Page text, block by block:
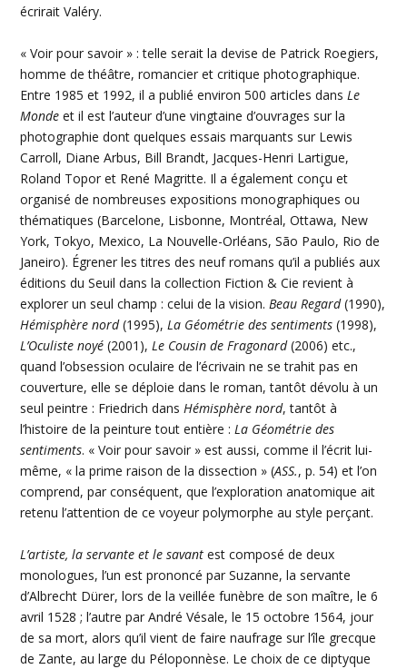
écrirait Valéry.
« Voir pour savoir » : telle serait la devise de Patrick Roegiers,
homme de théâtre, romancier et critique photographique.
Entre 1985 et 1992, il a publié environ 500 articles dans Le
Monde et il est l’auteur d’une vingtaine d’ouvrages sur la
photographie dont quelques essais marquants sur Lewis
Carroll, Diane Arbus, Bill Brandt, Jacques-Henri Lartigue,
Roland Topor et René Magritte. Il a également conçu et
organisé de nombreuses expositions monographiques ou
thématiques (Barcelone, Lisbonne, Montréal, Ottawa, New
York, Tokyo, Mexico, La Nouvelle-Orléans, São Paulo, Rio de
Janeiro). Égrener les titres des neuf romans qu’il a publiés aux
éditions du Seuil dans la collection Fiction & Cie revient à
explorer un seul champ : celui de la vision. Beau Regard(1990),
Hémisphère nord(1995), La Géométrie des sentiments (1998),
L’Oculiste noyé(2001), Le Cousin de Fragonard(2006) etc.,
quand l’obsession oculaire de l’écrivain ne se trahit pas en
couverture, elle se déploie dans le roman, tantôt dévolu à un
seul peintre : Friedrich dans Hémisphère nord, tantôt à
l’histoire de la peinture tout entière : La Géométrie des
sentiments. « Voir pour savoir » est aussi, comme il l’écrit lui-
même, « la prime raison de la dissection » (ASS., p. 54) et l’on
comprend, par conséquent, que l’exploration anatomique ait
retenu l’attention de ce voyeur polymorphe au style perçant.
L’artiste, la servante et le savant est composé de deux
monologues, l’un est prononcé par Suzanne, la servante
d’Albrecht Dürer, lors de la veillée funèbre de son maître, le 6
avril 1528 ; l’autre par André Vésale, le 15 octobre 1564, jour
de sa mort, alors qu’il vient de faire naufrage sur l’île grecque
de Zante, au large du Péloponnèse. Le choix de ce diptyque